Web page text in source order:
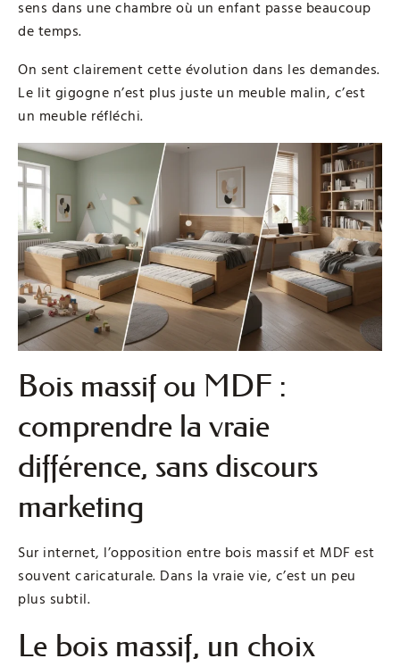
sens dans une chambre où un enfant passe beaucoup
de temps.
On sent clairement cette évolution dans les demandes.
Le lit gigogne n’est plus juste un meuble malin, c’est
un meuble réfléchi.
Bois massif ou MDF :
comprendre la vraie
différence, sans discours
marketing
Sur internet, l’opposition entre bois massif et MDF est
souvent caricaturale. Dans la vraie vie, c’est un peu
plus subtil.
Le bois massif, un choix